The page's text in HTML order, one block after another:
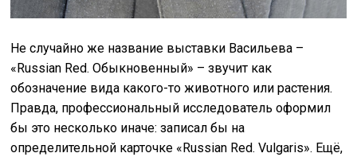
Не случайно же название выставки Васильева –
«Russian Red. Обыкновенный» – звучит как
обозначение вида какого-то животного или растения.
Правда, профессиональный исследователь оформил
бы это несколько иначе: записал бы на
определительной карточке «Russian Red. Vulgaris». Ещё,